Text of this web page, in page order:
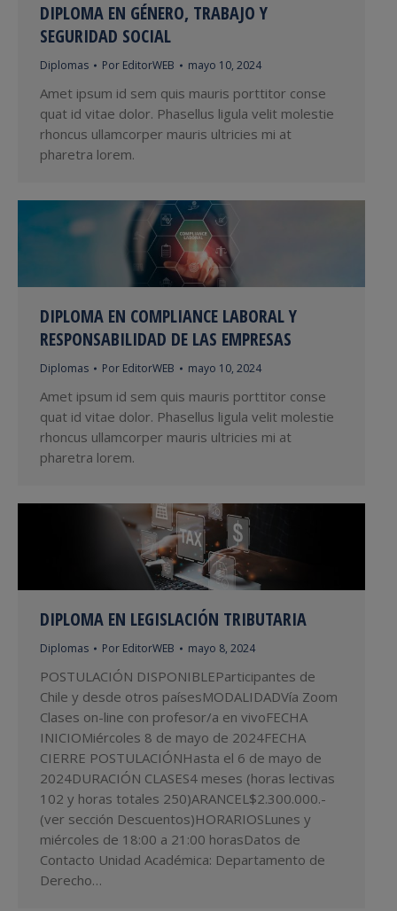
DIPLOMA EN GÉNERO, TRABAJO Y
SEGURIDAD SOCIAL
Diplomas Por EditorWEB mayo 10, 2024
Amet ipsum id sem quis mauris porttitor conse
quat id vitae dolor. Phasellus ligula velit molestie
rhoncus ullamcorper mauris ultricies mi at
pharetra lorem.
DIPLOMA EN COMPLIANCE LABORAL Y
RESPONSABILIDAD DE LAS EMPRESAS
Diplomas Por EditorWEB mayo 10, 2024
Amet ipsum id sem quis mauris porttitor conse
quat id vitae dolor. Phasellus ligula velit molestie
rhoncus ullamcorper mauris ultricies mi at
pharetra lorem.
DIPLOMA EN LEGISLACIÓN TRIBUTARIA
Diplomas Por EditorWEB mayo 8, 2024
POSTULACIÓN DISPONIBLEParticipantes de
Chile y desde otros paísesMODALIDADVía Zoom
Clases on-line con profesor/a en vivoFECHA
INICIOMiércoles 8 de mayo de 2024FECHA
CIERRE POSTULACIÓNHasta el 6 de mayo de
2024DURACIÓN CLASES4 meses (horas lectivas
102 y horas totales 250)ARANCEL$2.300.000.-
(ver sección Descuentos)HORARIOSLunes y
miércoles de 18:00 a 21:00 horasDatos de
Contacto Unidad Académica: Departamento de
Derecho…